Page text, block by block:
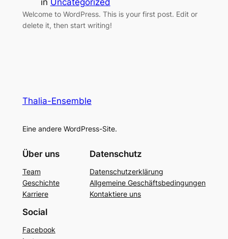
Welcome to WordPress. This is your first post. Edit or
delete it, then start writing!
Thalia-Ensemble
Eine andere WordPress-Site.
Über uns
Team
Geschichte
Karriere
Datenschutz
Datenschutzerklärung
Allgemeine Geschäftsbedingungen
Kontaktiere uns
Social
Facebook